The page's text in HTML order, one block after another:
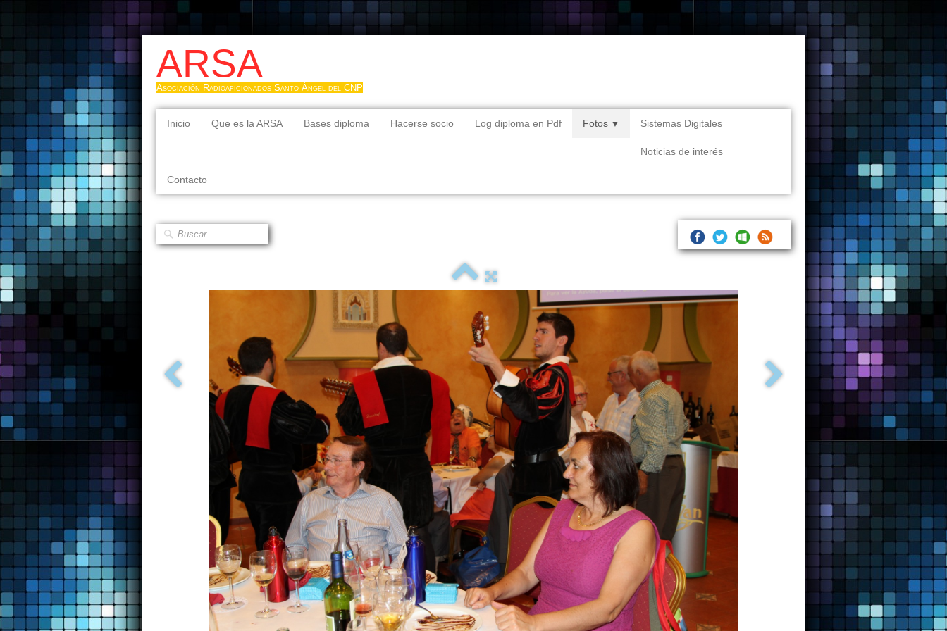
ARSA
Asociación Radioaficionados Santo Ángel del CNP
Inicio Que es la ARSA Bases diploma Hacerse socio Log diploma en Pdf Fotos ▼ Sistemas Digitales
Noticias de interés
Contacto